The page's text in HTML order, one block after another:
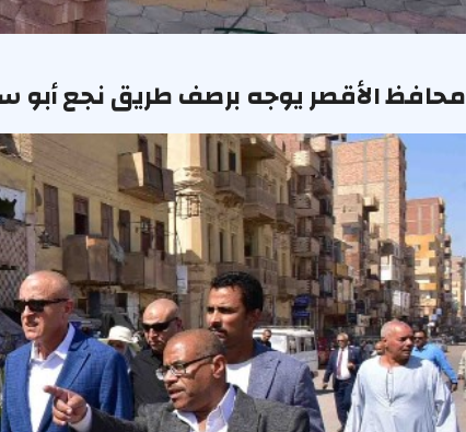
محافظ الأقصر يوجه برصف طريق نجع أبو